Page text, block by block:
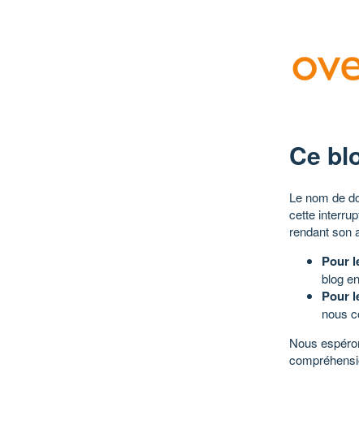
Ce
Le nom de
cette
rendant son
Pour
blog
Pour
nous
Nous